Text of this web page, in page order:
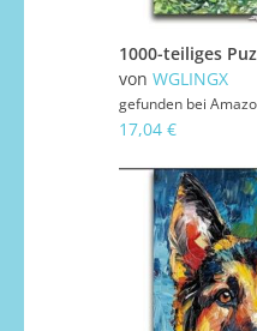
von WGLINGX
gefunden bei
17,04 €